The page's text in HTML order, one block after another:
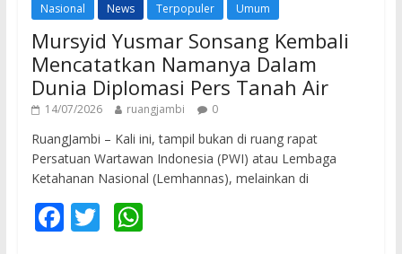
Nasional News Terpopuler Umum
Mursyid Yusmar Sonsang Kembali
Mencatatkan Namanya Dalam
Dunia Diplomasi Pers Tanah Air
14/07/2026 ruangjambi 0
RuangJambi – Kali ini, tampil bukan di ruang rapat
Persatuan Wartawan Indonesia (PWI) atau Lembaga
Ketahanan Nasional (Lemhannas), melainkan di
F T W